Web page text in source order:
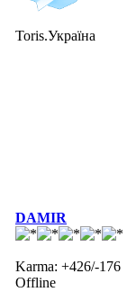
Toris.Україна
DAMIR
Karma: +426/-176
Offline